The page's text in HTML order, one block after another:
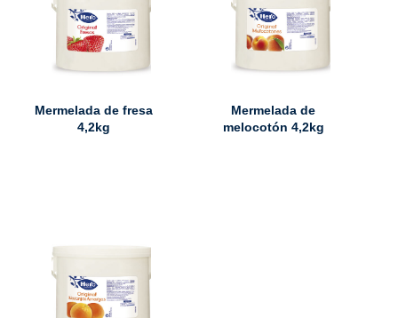
Mermelada de fresa
4,2kg
Mermelada de
melocotón 4,2kg